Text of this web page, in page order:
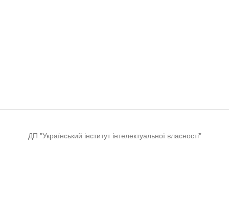
ДП "Український інститут інтелектуальної власності"